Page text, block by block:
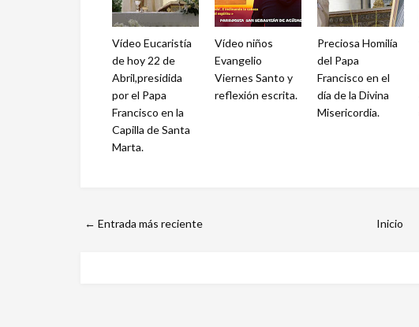
Vídeo Eucaristía
de hoy 22 de
Abril,presidida
por el Papa
Francisco en la
Capilla de Santa
Marta.
Vídeo niños
Evangelio
Viernes Santo y
reflexión escrita.
Preciosa Homilía
del Papa
Francisco en el
día de la Divina
Misericordia.
← Entrada más reciente Inicio